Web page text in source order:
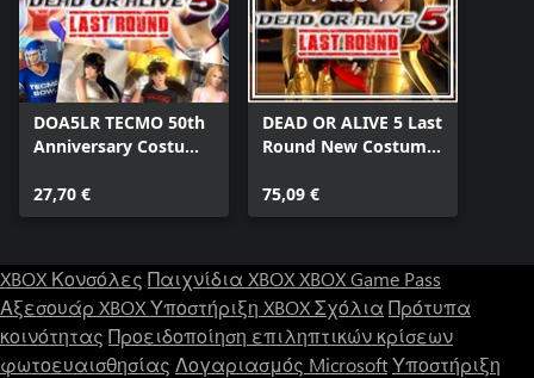
DOA5LR TECMO 50th
Anniversary Costume
27,70 €
DEAD OR ALIVE 5 Last
Round New Costume
75,09 €
XBOX Κονσόλες Παιχνίδια XBOXXBOX Game Pass
Αξεσουάρ XBOXΥποστήριξη XBOXΣχόλια Πρότυπα
κοινότητας Προειδοποίηση επιληπτικών κρίσεων
φωτοευαισθησίας Λογαριασμός MicrosoftΥποστήριξη